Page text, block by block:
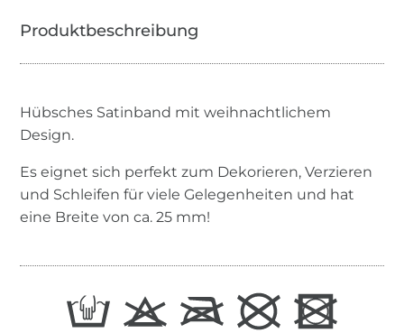
Hübsches Satinband mit weihnachtlichem
Design.
Es eignet sich perfekt zum Dekorieren, Verzieren
und Schleifen für viele Gelegenheiten und hat
eine Breite von ca. 25 mm!